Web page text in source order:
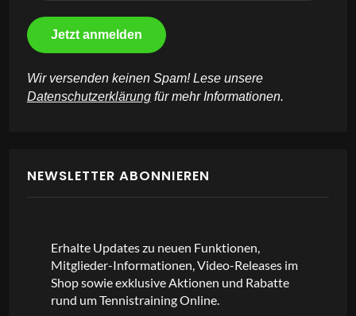
Wir versenden keinen Spam! Lese unsere
Datenschutzerklärungfür mehr Informationen.
NEWSLETTER ABONNIEREN
Erhalte Updates zu neuen Funktionen,
Mitglieder-Informationen, Video-Releases im
Shop sowie exklusive Aktionen und Rabatte
rund um Tennistraining Online.